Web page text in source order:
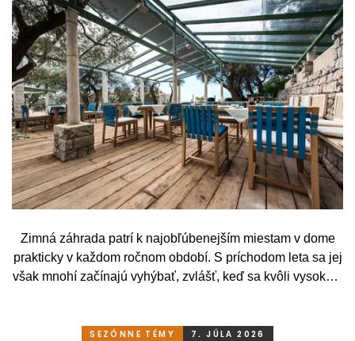
Zimná záhrada patrí k najobľúbenejším miestam v dome
prakticky v každom ročnom období. S príchodom leta sa jej
však mnohí začínajú vyhýbať, zvlášť, keď sa kvôli vysokým
stačí relatívne málo. So správnym, praktickým a šikovným
SEZÓNNE TÉMY 7. JÚLA 2026